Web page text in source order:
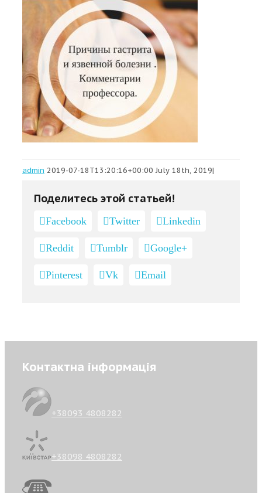
admin 2019-07-18T13:20:16+00:00July 18th, 2019|
Поделитесь этой статьей!
Facebook Twitter Linkedin
Reddit Tumblr Google+
Pinterest Vk Email
Контактна інформація
+38093 4808282
+38098 4808282